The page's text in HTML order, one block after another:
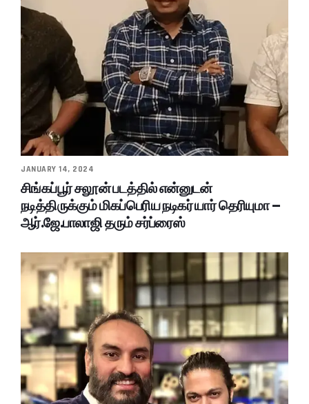
JANUARY 14, 2024
சிங்கப்பூர் சலூன் படத்தில் என்னுடன்
நடித்திருக்கும் மிகப்பெரிய நடிகர் யார் தெரியுமா –
ஆர்.ஜே.பாலாஜி தரும் சர்ப்ரைஸ்